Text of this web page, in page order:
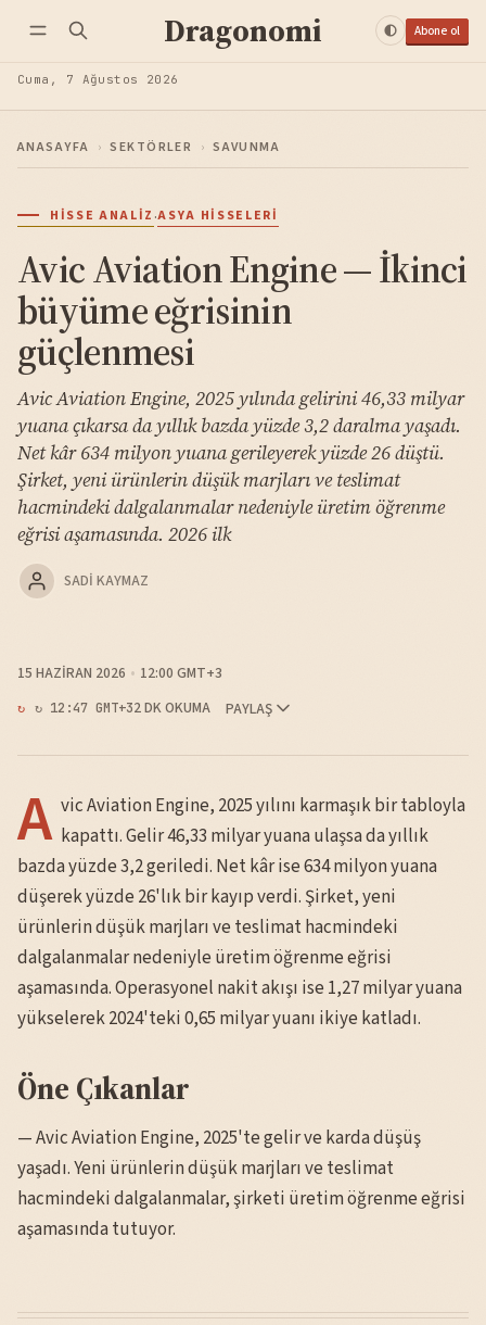
Dragonomi Abone ol
Cuma, 7 Ağustos 2026
ANASAYFA › SEKTÖRLER › SAVUNMA
HISSE ANALIZ ·ASYA HISSELERI
Avic Aviation Engine — İkinci
büyüme eğrisinin
güçlenmesi
Avic Aviation Engine, 2025 yılında gelirini 46,33 milyar
yuana çıkarsa da yıllık bazda yüzde 3,2 daralma yaşadı.
Net kâr 634 milyon yuana gerileyerek yüzde 26 düştü.
Şirket, yeni ürünlerin düşük marjları ve teslimat
hacmindeki dalgalanmalar nedeniyle üretim öğrenme
eğrisi aşamasında. 2026 ilk
SADI KAYMAZ
15 HAZIRAN 2026 12:00 GMT+3
↻ 12:47 GMT+32 DK OKUMA PAYLAŞ
A vic Aviation Engine, 2025 yılını karmaşık bir tabloyla
kapattı. Gelir 46,33 milyar yuana ulaşsa da yıllık
bazda yüzde 3,2 geriledi. Net kâr ise 634 milyon yuana
düşerek yüzde 26'lık bir kayıp verdi. Şirket, yeni
ürünlerin düşük marjları ve teslimat hacmindeki
dalgalanmalar nedeniyle üretim öğrenme eğrisi
aşamasında. Operasyonel nakit akışı ise 1,27 milyar yuana
yükselerek 2024'teki 0,65 milyar yuanı ikiye katladı.
Öne Çıkanlar
— Avic Aviation Engine, 2025'te gelir ve karda düşüş
yaşadı. Yeni ürünlerin düşük marjları ve teslimat
hacmindeki dalgalanmalar, şirketi üretim öğrenme eğrisi
aşamasında tutuyor.